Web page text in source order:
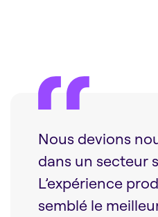
Nous devions
dans un secteur
L’expérience
semblé le